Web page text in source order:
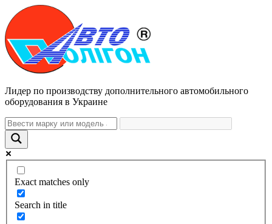
Лидер по производству дополнительного автомобильного
оборудования в Украине
Exact matches only
Search in title